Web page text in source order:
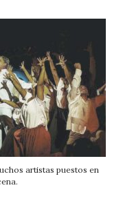
artistas puestos en